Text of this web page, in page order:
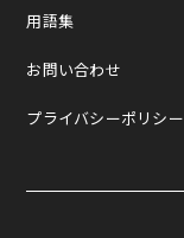
用語集
お問い合わせ
プライバシーポリシー